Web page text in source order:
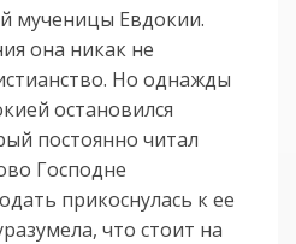
мученицы Евдокии.
она никак не
Но однажды
остановился
постоянно читал
Господне
прикоснулась к ее
что стоит на